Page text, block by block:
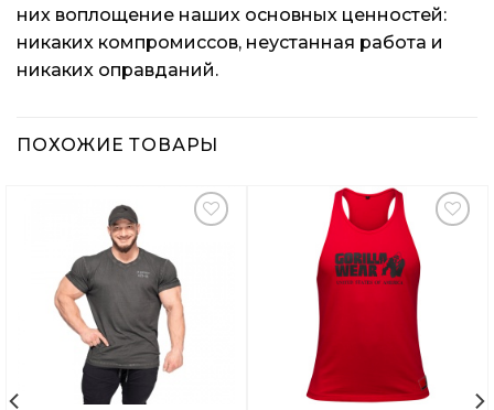
них воплощение наших основных ценностей:
никаких компромиссов, неустанная работа и
никаких оправданий.
ПОХОЖИЕ ТОВАРЫ
Добавить
Вишлист
Добавить
Вишлист